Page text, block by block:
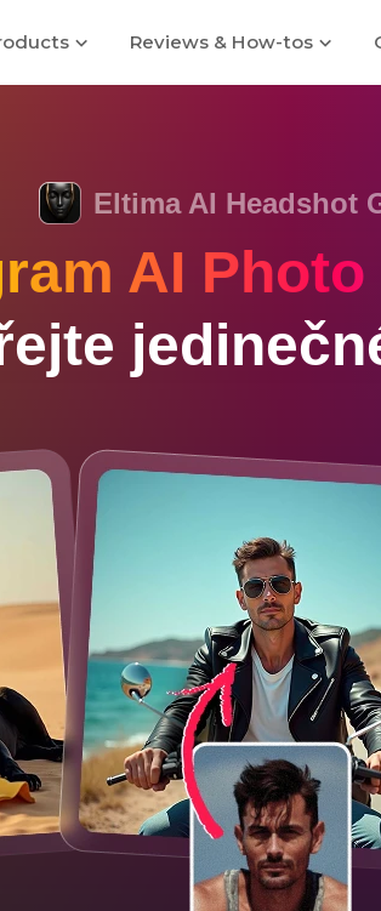
Reviews & How-tos
Eltima AI Headshot
AI